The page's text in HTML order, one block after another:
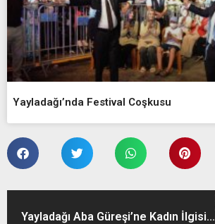
Yayladağı’nda Festival Coşkusu
Yayladağı Aba Güreşi’ne Kadın İlgisi...